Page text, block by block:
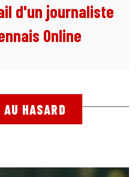
d'un journaliste
Online
HASARD